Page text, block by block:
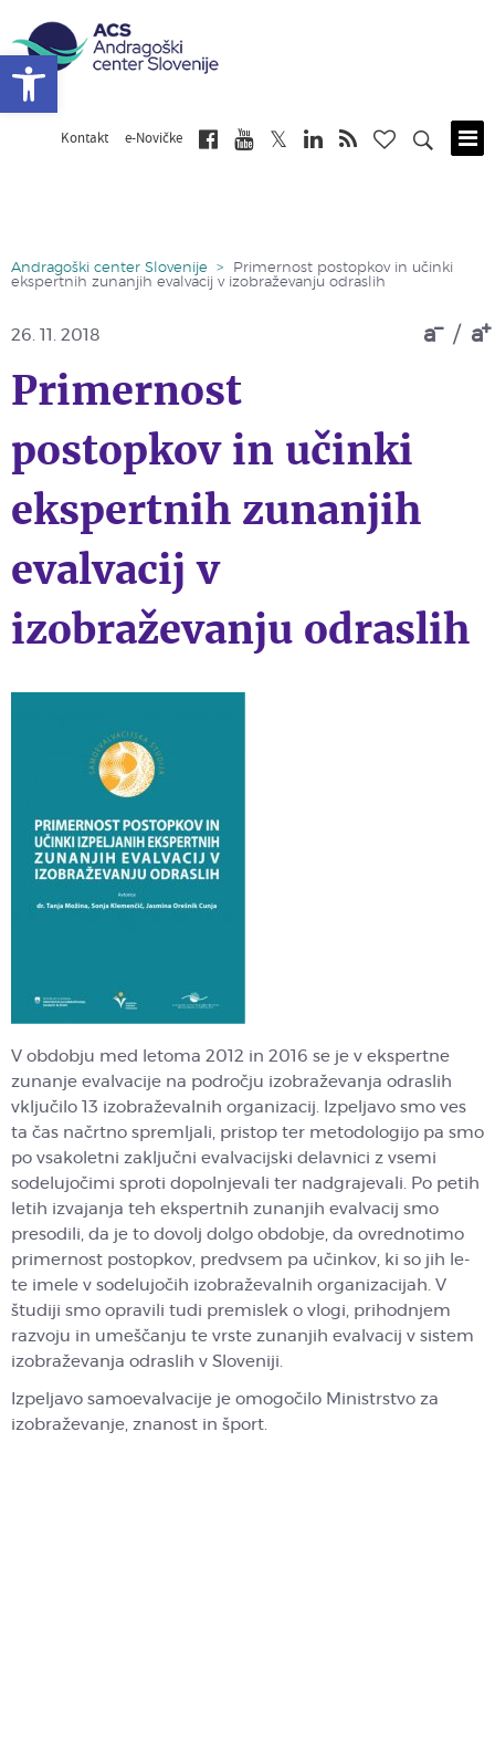
Kontakt e-Novičke
Andragoški center Slovenije >
Primernost postopkov in učinki
ekspertnih zunanjih evalvacij v izobraževanju odraslih
a / a
26. 11. 2018
Primernost
postopkov in učinki
ekspertnih zunanjih
evalvacij v
izobraževanju odraslih
V obdobju med letoma 2012 in 2016 se je v ekspertne
zunanje evalvacije na področju izobraževanja odraslih
vključilo 13 izobraževalnih organizacij. Izpeljavo smo ves
ta čas načrtno spremljali, pristop ter metodologijo pa smo
po vsakoletni zaključni evalvacijski delavnici z vsemi
sodelujočimi sproti dopolnjevali ter nadgrajevali. Po petih
letih izvajanja teh ekspertnih zunanjih evalvacij smo
presodili, da je to dovolj dolgo obdobje, da ovrednotimo
primernost postopkov, predvsem pa učinkov, ki so jih le-
te imele v sodelujočih izobraževalnih organizacijah. V
študiji smo opravili tudi premislek o vlogi, prihodnjem
razvoju in umeščanju te vrste zunanjih evalvacij v sistem
izobraževanja odraslih v Sloveniji.
Izpeljavo samoevalvacije je omogočilo Ministrstvo za
izobraževanje, znanost in šport.
Open toolbar